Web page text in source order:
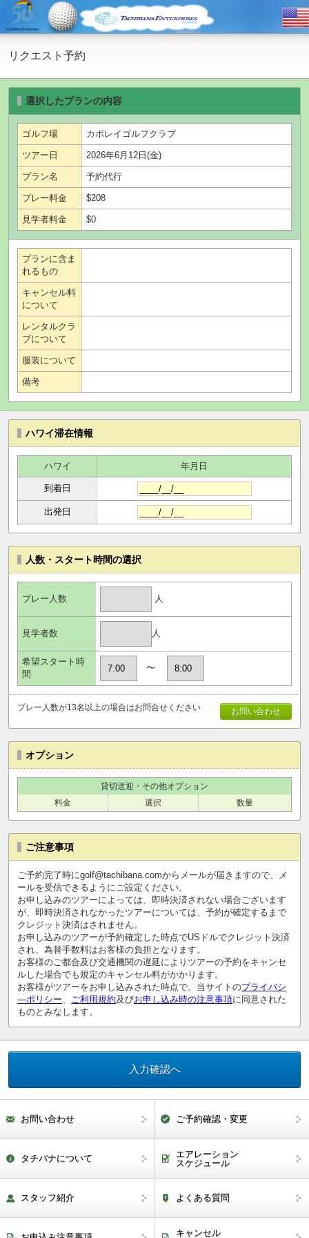
リクエスト予約
選択したプランの内容
ゴルフ場 カポレイゴルフクラブ
ツアー日 2026年6月12日(金)
プラン名 予約代行
プレー料金 $208
見学者料金 $0
プランに含ま
れるもの
キャンセル料
について
レンタルクラ
ブについて
服装について
備考
ハワイ滞在情報
ハワイ 年月日
到着日
出発日
人数・スタート時間の選択
プレー人数 人
見学者数 人
希望スタート時
間
〜
お問い合わせ
プレー人数が13名以上の場合はお問合せください
オプション
貸切送迎・その他オプション
料金
選択 数量
ご注意事項
ご予約完了時にgolf@tachibana.comからメールが届きますので、メ
ールを受信できるようにご設定ください。
お申し込みのツアーによっては、即時決済されない場合ございます
が、即時決済されなかったツアーについては、予約が確定するまで
クレジット決済はされません。
お申し込みのツアーが予約確定した時点でUSドルでクレジット決済
され、為替手数料はお客様の負担となります。
お客様のご都合及び交通機関の遅延によりツアーの予約をキャンセ
ルした場合でも規定のキャンセル料がかかります。
お客様がツアーをお申し込みされた時点で、当サイトのプライバシ
―ポリシー
ご利用規約及びお申し込み時の注意事項に同意された
ものとみなします。
お問い合わせ ご予約確認・変更
タチバナについて
エアレーション
スケジュール
スタッフ紹介 よくある質問
キャンセル